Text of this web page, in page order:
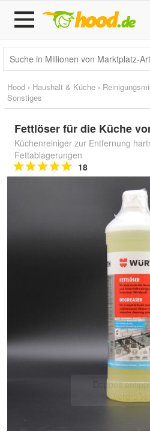
Hood › Haushalt & Küche ›
Sonstiges
Fettlöser für die Küche
Küchenreiniger zur Entfernung
Fettablagerungen
18
Doppelt